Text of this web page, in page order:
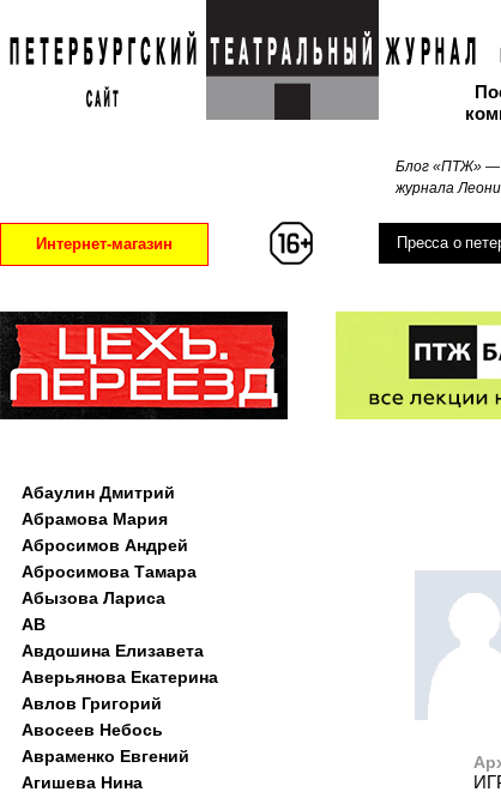
Блог «ПТЖ» —
журнала
Интернет-магазин Пресса о
Абаулин Дмитрий
Абрамова Мария
Абросимов Андрей
Абросимова Тамара
Абызова Лариса
АВ
Авдошина Елизавета
Аверьянова Екатерина
Авлов Григорий
Авосеев Небось
Авраменко Евгений
Агишева Нина